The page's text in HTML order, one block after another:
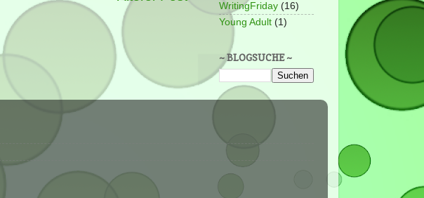
WritingFriday (16)
Young Adult (1)
~ BLOGSUCHE ~